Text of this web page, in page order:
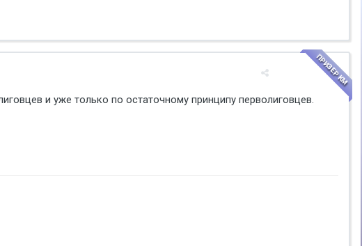
ПРИЗЕР КМ
и уже только по остаточному принципу перволиговцев.